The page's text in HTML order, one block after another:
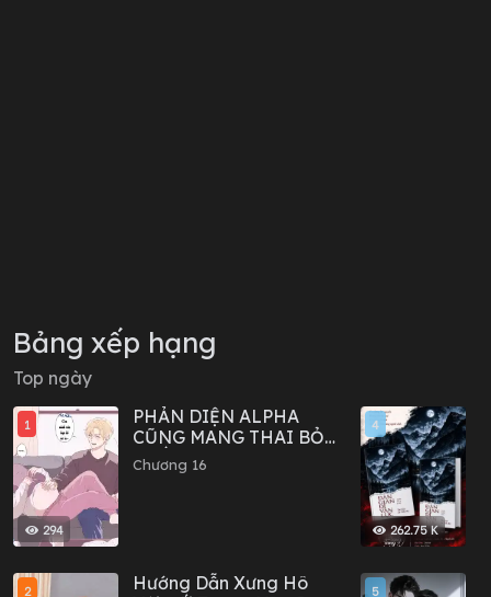
Bảng xếp hạng
Top ngày
294
1
PHẢN DIỆN ALPHA
CŨNG MANG THAI BỎ
TRỐN SAO?
Chương 16
2
Hướng Dẫn Xưng Hô
262.75 K
4
5